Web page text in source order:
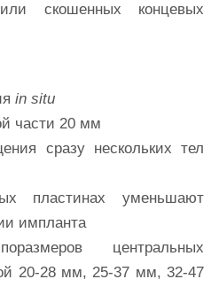
скошенных концевых
in situ
части 20 мм
сразу нескольких тел
пластинах уменьшают
импланта
центральных
20-28 мм, 25-37 мм, 32-47